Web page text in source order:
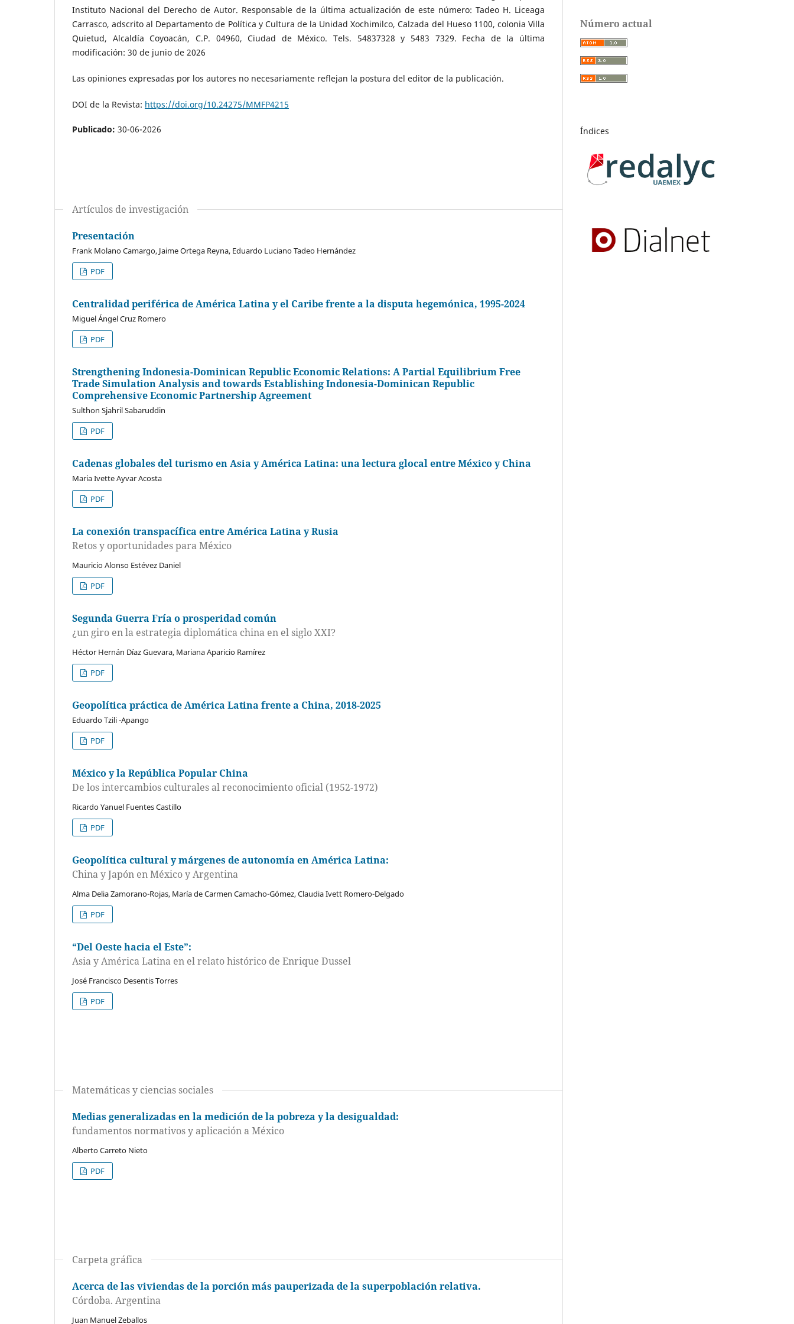
Instituto Nacional del Derecho de Autor. Responsable de la última actualización de este número: Tadeo H. Liceaga
Carrasco, adscrito al Departamento de Política y Cultura de la Unidad Xochimilco, Calzada del Hueso 1100, colonia Villa
Quietud, Alcaldía Coyoacán, C.P. 04960, Ciudad de México. Tels. 54837328 y 5483 7329. Fecha de la última
modificación: 30 de junio de 2026
Las opiniones expresadas por los autores no necesariamente reflejan la postura del editor de la publicación.
DOI de la Revista: https://doi.org/10.24275/MMFP4215
Publicado: 30-06-2026
Artículos de investigación
Presentación
Frank Molano Camargo, Jaime Ortega Reyna, Eduardo Luciano Tadeo Hernández
PDF
Centralidad periférica de América Latina y el Caribe frente a la disputa hegemónica, 1995-2024
Miguel Ángel Cruz Romero
PDF
Strengthening Indonesia-Dominican Republic Economic Relations: A Partial Equilibrium Free
Trade Simulation Analysis and towards Establishing Indonesia-Dominican Republic
Comprehensive Economic Partnership Agreement
Sulthon Sjahril Sabaruddin
PDF
Cadenas globales del turismo en Asia y América Latina: una lectura glocal entre México y China
Maria Ivette Ayvar Acosta
PDF
La conexión transpacífica entre América Latina y Rusia
Retos y oportunidades para México
Mauricio Alonso Estévez Daniel
PDF
Segunda Guerra Fría o prosperidad común
¿un giro en la estrategia diplomática china en el siglo XXI?
Héctor Hernán Díaz Guevara, Mariana Aparicio Ramírez
PDF
Geopolítica práctica de América Latina frente a China, 2018-2025
Eduardo Tzili -Apango
PDF
México y la República Popular China
De los intercambios culturales al reconocimiento oficial (1952-1972)
Ricardo Yanuel Fuentes Castillo
PDF
Geopolítica cultural y márgenes de autonomía en América Latina:
China y Japón en México y Argentina
Alma Delia Zamorano-Rojas, María de Carmen Camacho-Gómez, Claudia Ivett Romero-Delgado
PDF
“Del Oeste hacia el Este”:
Asia y América Latina en el relato histórico de Enrique Dussel
José Francisco Desentis Torres
PDF
Matemáticas y ciencias sociales
Medias generalizadas en la medición de la pobreza y la desigualdad:
fundamentos normativos y aplicación a México
Alberto Carreto Nieto
PDF
Carpeta gráfica
Acerca de las viviendas de la porción más pauperizada de la superpoblación relativa.
Córdoba. Argentina
Juan Manuel Zeballos
Número actual
Índices